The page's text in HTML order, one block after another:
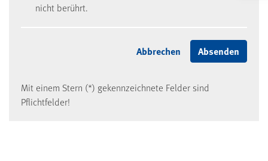
nicht berührt.
Mit einem Stern (*) gekennzeichnete Felder sind
Pflichtfelder!